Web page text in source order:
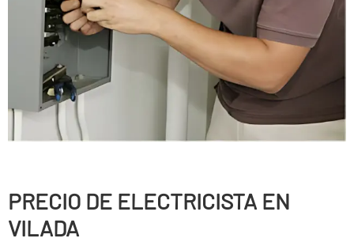
PRECIO DE ELECTRICISTA EN
VILADA